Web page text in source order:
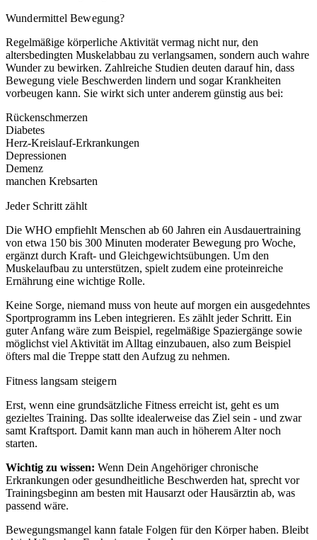
Wundermittel Bewegung?
Regelmäßige körperliche Aktivität vermag nicht nur, den
altersbedingten Muskelabbau zu verlangsamen, sondern auch wahre
Wunder zu bewirken. Zahlreiche Studien deuten darauf hin, dass
Bewegung viele Beschwerden lindern und sogar Krankheiten
vorbeugen kann. Sie wirkt sich unter anderem günstig aus bei:
Rückenschmerzen
Diabetes
Herz-Kreislauf-Erkrankungen
Depressionen
Demenz
manchen Krebsarten
Jeder Schritt zählt
Die WHO empfiehlt Menschen ab 60 Jahren ein Ausdauertraining
von etwa 150 bis 300 Minuten moderater Bewegung pro Woche,
ergänzt durch Kraft- und Gleichgewichtsübungen. Um den
Muskelaufbau zu unterstützen, spielt zudem eine proteinreiche
Ernährung eine wichtige Rolle.
Keine Sorge, niemand muss von heute auf morgen ein ausgedehntes
Sportprogramm ins Leben integrieren. Es zählt jeder Schritt. Ein
guter Anfang wäre zum Beispiel, regelmäßige Spaziergänge sowie
möglichst viel Aktivität im Alltag einzubauen, also zum Beispiel
öfters mal die Treppe statt den Aufzug zu nehmen.
Fitness langsam steigern
Erst, wenn eine grundsätzliche Fitness erreicht ist, geht es um
gezieltes Training. Das sollte idealerweise das Ziel sein - und zwar
samt Kraftsport. Damit kann man auch in höherem Alter noch
starten.
Wichtig zu wissen: Wenn Dein Angehöriger chronische
Erkrankungen oder gesundheitliche Beschwerden hat, sprecht vor
Trainingsbeginn am besten mit Hausarzt oder Hausärztin ab, was
passend wäre.
Bewegungsmangel kann fatale Folgen für den Körper haben. Bleibt